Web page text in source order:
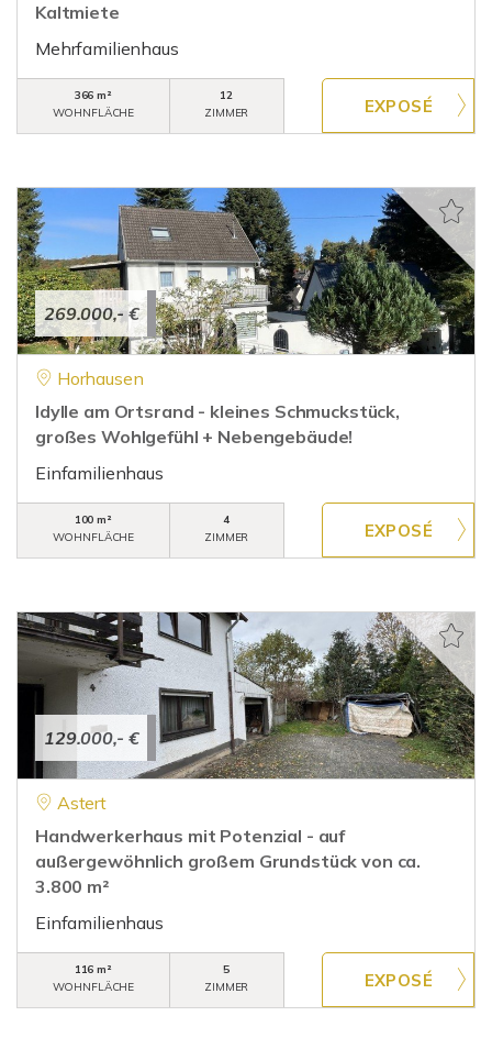
Kaltmiete
Mehrfamilienhaus
366 m²
WOHNFLÄCHE
12
ZIMMER
269.000,- €
Horhausen
Idylle am Ortsrand - kleines Schmuckstück,
großes Wohlgefühl + Nebengebäude!
Einfamilienhaus
100 m²
WOHNFLÄCHE
4
ZIMMER
129.000,- €
Astert
Handwerkerhaus mit Potenzial - auf
außergewöhnlich großem Grundstück von ca.
3.800 m²
Einfamilienhaus
116 m²
WOHNFLÄCHE
5
ZIMMER